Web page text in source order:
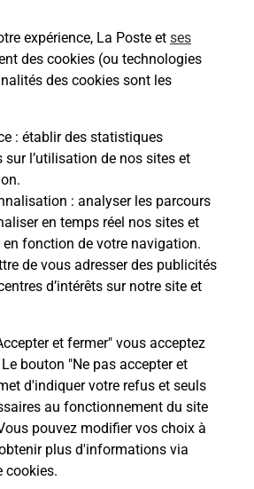
expérience, La Poste et ses
des cookies (ou technologies
des cookies sont les
: établir des statistiques
l’utilisation de nos sites et
: analyser les parcours
en temps réel nos sites et
fonction de votre navigation.
de vous adresser des publicités
d’intérêts sur notre site et
et fermer" vous acceptez
bouton "Ne pas accepter et
d'indiquer votre refus et seuls
au fonctionnement du site
pouvez modifier vos choix à
plus d'informations via
cookies.
une
livraison ?
participe-t-elle
au quotidien ?
mon code de la route
et sous quelles
ST SAUVEUR EN RUE